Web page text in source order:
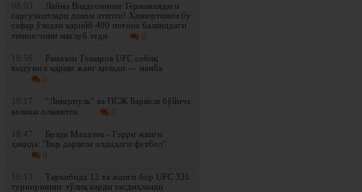
08:03
Лайма Владсоннинг Германиядаги
саргузаштлари давом этяпти! Ҳамюртимиз бу
сафар ўзидан қарийб 400 поғона баланддаги
теннисчини мағлуб этди
0
19:56
Рамазон Темиров UFC собиқ
юлдузига қарши жанг қилади — манба
0
19:17
“Ливерпуль” ва ПСЖ Барколя бўйича
келиша олмаяпти
0
18:47
Брэди Махачев - Гэрри жанги
ҳақида: "Бир дарвоза олдидаги футбол"
0
18:13
Таркибида 12 та жанги бор UFC 331
турнирининг тўлиқ карди тасдиқланди